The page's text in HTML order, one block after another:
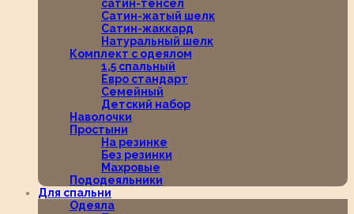
сатин-тенсел
Сатин-жатый шелк
Сатин-жаккард
Натуральный шелк
Комплект с одеялом
1,5 спальный
Евро стандарт
Семейный
Детский набор
Наволочки
Простыни
На резинке
Без резинки
Махровые
Пододеяльники
Для спальни
Одеяла